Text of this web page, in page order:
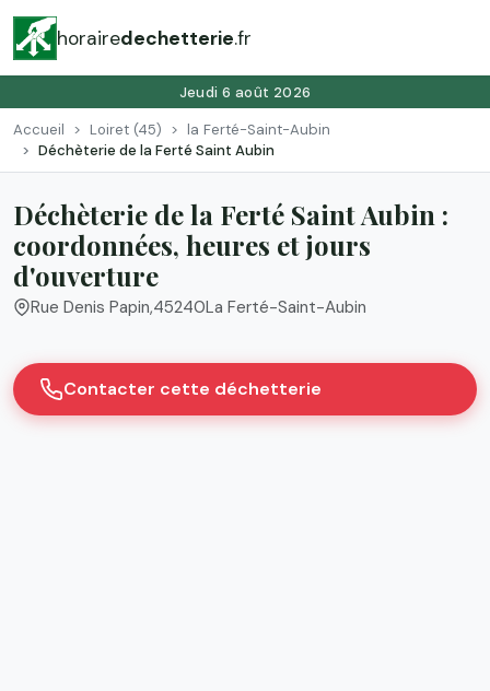
horairedechetterie.fr
Jeudi 6 août 2026
Accueil Loiret (45)
la Ferté-Saint-Aubin
Déchèterie de la Ferté Saint Aubin
Déchèterie de la Ferté Saint Aubin :
coordonnées, heures et jours
d'ouverture
Rue Denis Papin,45240La Ferté-Saint-Aubin
Contacter cette déchetterie